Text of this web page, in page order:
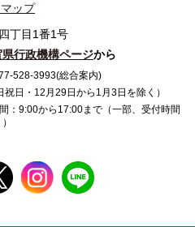
ップ
丁目1番1号
県行政機構ページから
528-3993(総合案内)
日・12月29日から1月3日を除く）
：9:00から17:00まで（一部、受付時間